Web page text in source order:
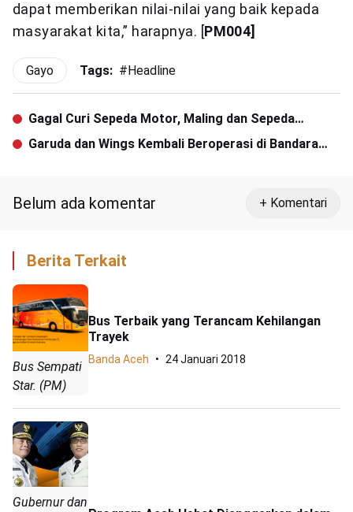
dapat memberikan nilai-nilai yang baik kepada
masyarakat kita,” harapnya. [PM004]
Gayo Tags: #Headline
Gagal Curi Sepeda Motor, Maling dan Sepeda
Motornya Dibakar Warga
Garuda dan Wings Kembali Beroperasi di Bandara
Belum ada komentar + Komentari
Berita Terkait
Bus Sempati
Star. (PM)
Bus Terbaik yang Terancam Kehilangan
Trayek
Banda Aceh 24 Januari 2018
Gubernur dan